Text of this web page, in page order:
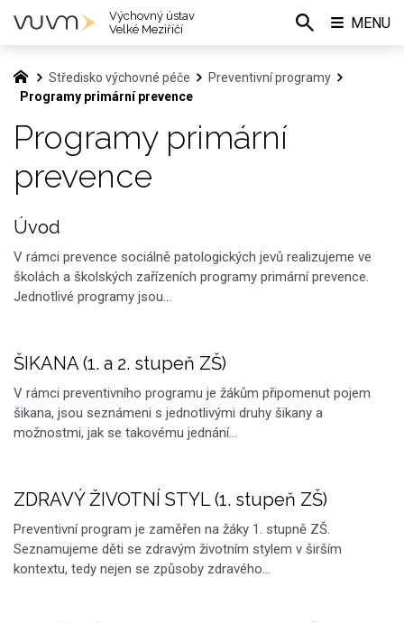
Středisko výchovné péče
Preventivní programy
Programy primární prevence
Programy primární
prevence
Úvod
V rámci prevence sociálně patologických jevů realizujeme ve
školách a školských zařízeních programy primární prevence.
Jednotlivé programy jsou…
ŠIKANA (1. a 2. stupeň ZŠ)
V rámci preventivního programu je žákům připomenut pojem
šikana, jsou seznámeni s jednotlivými druhy šikany a
možnostmi, jak se takovému jednání…
ZDRAVÝ ŽIVOTNÍ STYL (1. stupeň ZŠ)
Preventivní program je zaměřen na žáky 1. stupně ZŠ.
Seznamujeme děti se zdravým životním stylem v širším
kontextu, tedy nejen se způsoby zdravého…
Výchovný ústav
Velké Meziříčí
MENU